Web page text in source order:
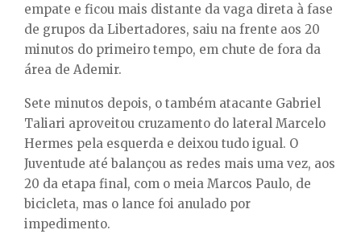
empate e ficou mais distante da vaga direta à fase
de grupos da Libertadores, saiu na frente aos 20
minutos do primeiro tempo, em chute de fora da
área de Ademir.
Sete minutos depois, o também atacante Gabriel
Taliari aproveitou cruzamento do lateral Marcelo
Hermes pela esquerda e deixou tudo igual. O
Juventude até balançou as redes mais uma vez, aos
20 da etapa final, com o meia Marcos Paulo, de
bicicleta, mas o lance foi anulado por
impedimento.